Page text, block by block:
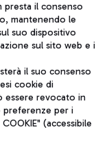
l'aeroporto
a direzione e
13032990155 P.
Fiumicino (RM)
presta il consenso
mantenendo le
suo dispositivo
sul sito web e i
il suo consenso
cookie di
essere revocato in
preferenze per i
(accessibile